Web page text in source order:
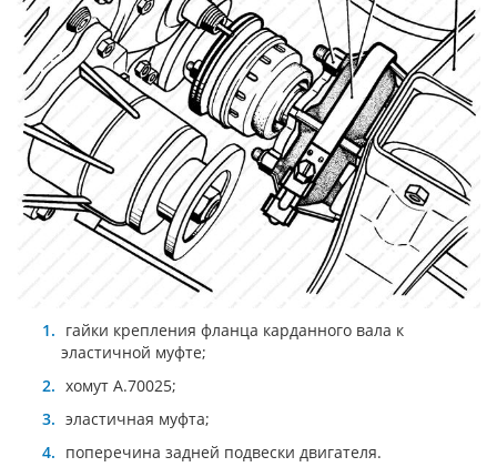
гайки крепления фланца карданного вала к
эластичной муфте;
хомут А.70025;
эластичная муфта;
поперечина задней подвески двигателя.